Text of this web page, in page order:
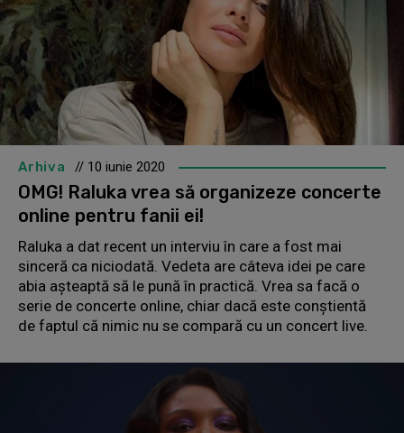
Arhiva // 10 iunie 2020
OMG! Raluka vrea să organizeze concerte
online pentru fanii ei!
Raluka a dat recent un interviu în care a fost mai
sinceră ca niciodată. Vedeta are câteva idei pe care
abia așteaptă să le pună în practică. Vrea sa facă o
serie de concerte online, chiar dacă este conștientă
de faptul că nimic nu se compară cu un concert live.